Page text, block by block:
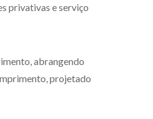
privativas e serviço
abrangendo
projetado